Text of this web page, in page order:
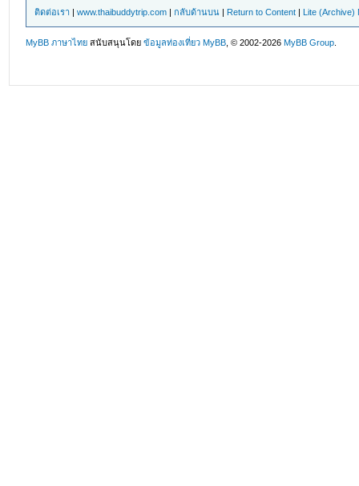
ติดต่อเรา |www.thaibuddytrip.com |กลับด้านบน | Return to Content | Lite (Archive)
MyBB ภาษาไทย สนับสนุนโดยข้อมูลท่องเที่ยว MyBB , © 2002-2026MyBB Group